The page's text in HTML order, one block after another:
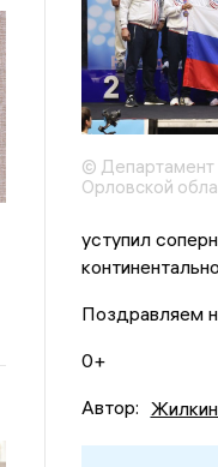
© Департамент
Орловской
уступил
Поздравляем
0+
Автор: